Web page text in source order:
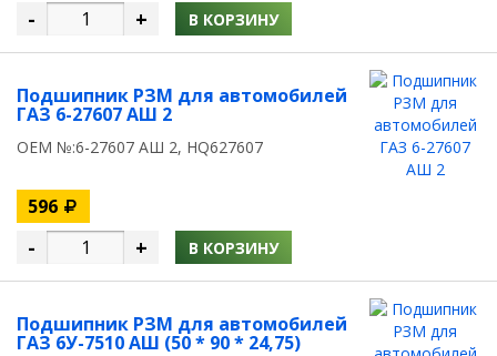
- + В КОРЗИНУ
Подшипник РЗМ для автомобилей
ГАЗ 6-27607 АШ 2
OEM №:6-27607 АШ 2, HQ627607
596
- + В КОРЗИНУ
Подшипник РЗМ для автомобилей
ГАЗ 6У-7510 АШ (50 * 90 * 24,75)